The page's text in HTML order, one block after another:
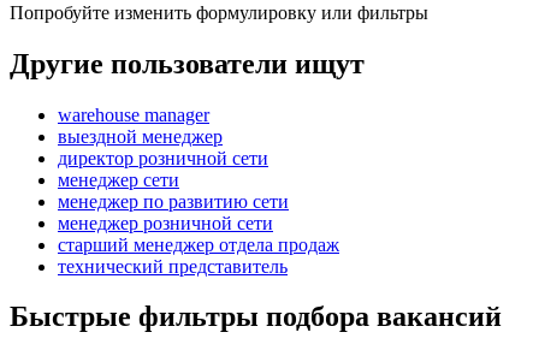
Попробуйте изменить формулировку или фильтры
Другие пользователи ищут
warehouse manager
выездной менеджер
директор розничной сети
менеджер сети
менеджер по развитию сети
менеджер розничной сети
старший менеджер отдела продаж
технический представитель
Быстрые фильтры подбора вакансий